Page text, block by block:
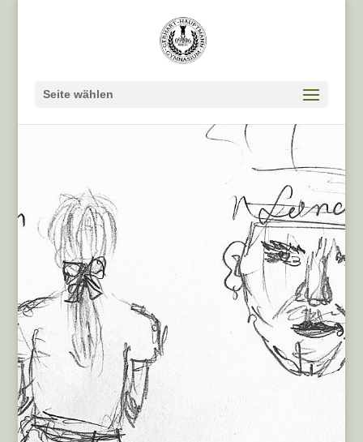
Seite wählen